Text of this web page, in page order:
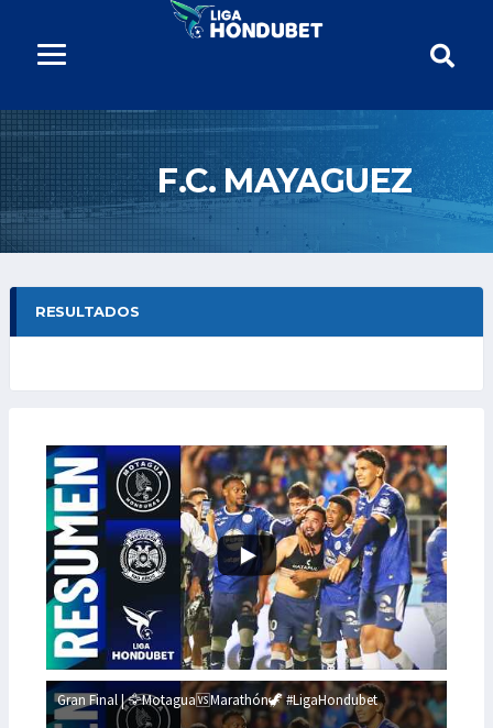
F.C. MAYAGUEZ
RESULTADOS
Gran Final | 🦅Motagua🆚Marathón🦖 #LigaHondubet